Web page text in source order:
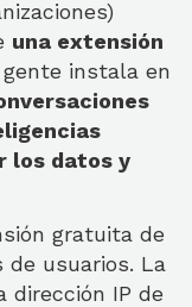
una extensión
instala en
los datos y
gratuita de
de usuarios. La
dirección IP de